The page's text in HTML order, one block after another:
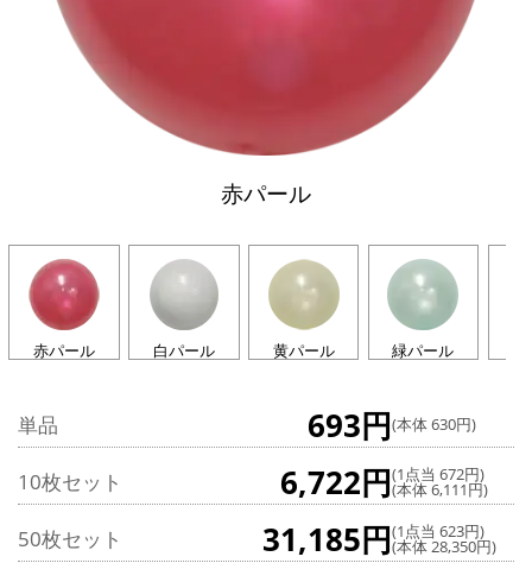
赤パール
赤パール 白パール 黄パール 緑パール
単品 693円(本体 630円)
10枚セット 6,722円(1点当 672円)
(本体 6,111円)
50枚セット 31,185円(1点当 623円)
(本体 28,350円)